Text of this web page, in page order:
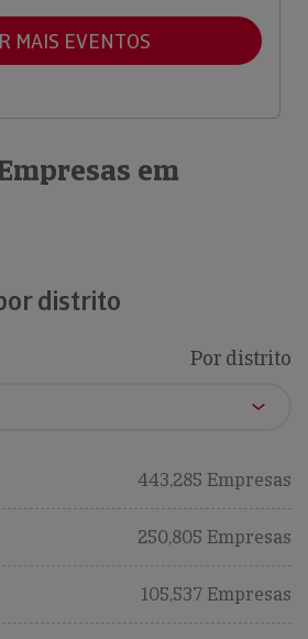
MAIS EVENTOS
em
distrito
Por distrito
443,285 Empresas
250,805 Empresas
105,537 Empresas